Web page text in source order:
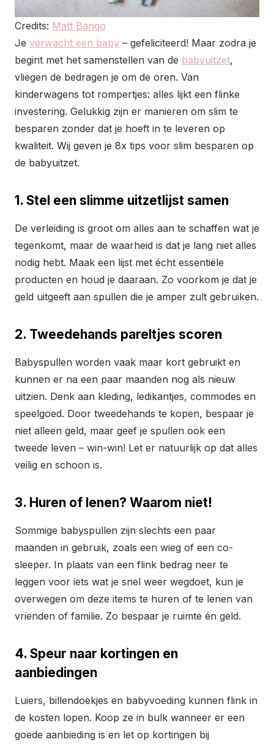
Credits: Matt Bango
Je verwacht een baby – gefeliciteerd! Maar zodra je
begint met het samenstellen van de babyuitzet,
vliegen de bedragen je om de oren. Van
kinderwagens tot rompertjes: alles lijkt een flinke
investering. Gelukkig zijn er manieren om slim te
besparen zonder dat je hoeft in te leveren op
kwaliteit. Wij geven je 8x tips voor slim besparen op
de babyuitzet.
1. Stel een slimme uitzetlijst samen
De verleiding is groot om alles aan te schaffen wat je
tegenkomt, maar de waarheid is dat je lang niet alles
nodig hebt. Maak een lijst met écht essentiële
producten en houd je daaraan. Zo voorkom je dat je
geld uitgeeft aan spullen die je amper zult gebruiken.
2. Tweedehands pareltjes scoren
Babyspullen worden vaak maar kort gebruikt en
kunnen er na een paar maanden nog als nieuw
uitzien. Denk aan kleding, ledikantjes, commodes en
speelgoed. Door tweedehands te kopen, bespaar je
niet alleen geld, maar geef je spullen ook een
tweede leven – win-win! Let er natuurlijk op dat alles
veilig en schoon is.
3. Huren of lenen? Waarom niet!
Sommige babyspullen zijn slechts een paar
maanden in gebruik, zoals een wieg of een co-
sleeper. In plaats van een flink bedrag neer te
leggen voor iets wat je snel weer wegdoet, kun je
overwegen om deze items te huren of te lenen van
vrienden of familie. Zo bespaar je ruimte én geld.
4. Speur naar kortingen en
aanbiedingen
Luiers, billendoekjes en babyvoeding kunnen flink in
de kosten lopen. Koop ze in bulk wanneer er een
goede aanbieding is en let op kortingen bij